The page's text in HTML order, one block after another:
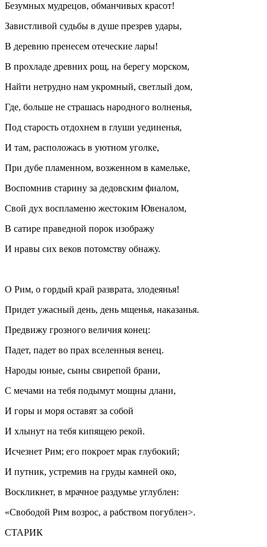
Безумных мудрецов, обманчивых красот!
Завистливой судьбы в душе презрев удары,
В деревню пренесем отеческие лары!
В прохладе древних рощ, на берегу морском,
Найти нетрудно нам укромный, светлый дом,
Где, больше не страшась народного волненья,
Под старость отдохнем в глуши уединенья,
И там, расположась в уютном уголке,
При дубе пламенном, возженном в камельке,
Воспомнив старину за дедовским фиалом,
Свой дух воспламеню жестоким Ювеналом,
В сатире праведной порок изображу
И нравы сих веков потомству обнажу.
О Рим, о гордый край разврата, злодеянья!
Придет ужасный день, день мщенья, наказанья.
Предвижу грозного величия конец:
Падет, падет во прах вселенныя венец.
Народы юные, сыны свирепой брани,
С мечами на тебя подымут мощны длани,
И горы и моря оставят за собой
И хлынут на тебя кипящею рекой.
Исчезнет Рим; его покроет мрак глубокий;
И путник, устремив на груды камней око,
Воскликнет, в мрачное раздумье углублен:
«Свободой Рим возрос, а рабством погублен>.
СТАРИК